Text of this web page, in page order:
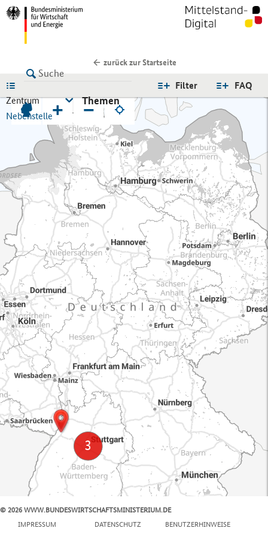
zurück zur Startseite
FAQ
Filter
Zentrum
Nebenstelle
Themen
+ −
© 2026 WWW.BUNDESWIRTSCHAFTSMINISTERIUM.DE
IMPRESSUM
DATENSCHUTZ BENUTZERHINWEISE